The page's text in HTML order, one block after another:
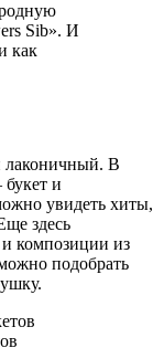
Sib». И
как
лаконичный. В
букет и
увидеть хиты,
здесь
композиции из
подобрать